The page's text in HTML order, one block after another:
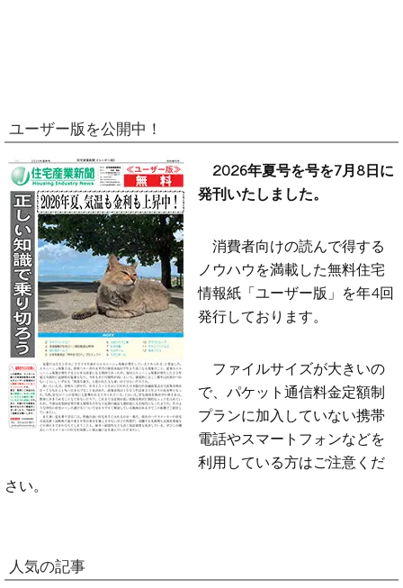
ユーザー版を公開中！
2026年夏号を号を7月8日に
発刊いたしました。
消費者向けの読んで得する
ノウハウを満載した無料住宅
情報紙「ユーザー版」を年4回
発行しております。
ファイルサイズが大きいの
で、パケット通信料金定額制
プランに加入していない携帯
電話やスマートフォンなどを
利用している方はご注意くだ
さい。
人気の記事